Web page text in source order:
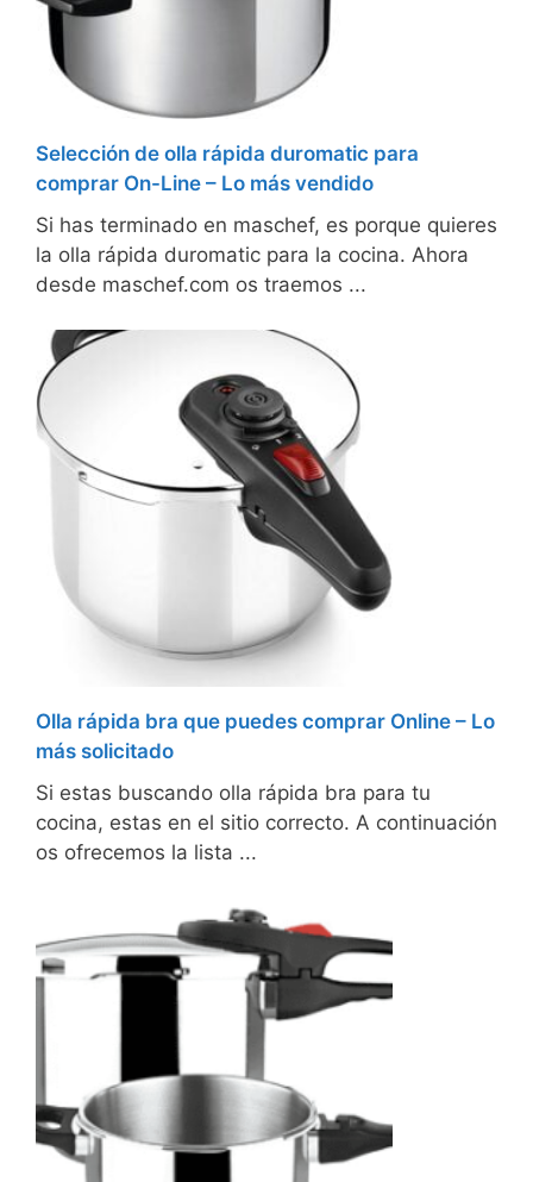
Selección de olla rápida duromatic para
comprar On-Line – Lo más vendido
Si has terminado en maschef, es porque quieres
la olla rápida duromatic para la cocina. Ahora
desde maschef.com os traemos ...
Olla rápida bra que puedes comprar Online – Lo
más solicitado
Si estas buscando olla rápida bra para tu
cocina, estas en el sitio correcto. A continuación
os ofrecemos la lista ...